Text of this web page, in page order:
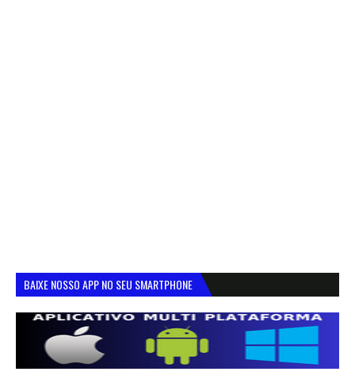
BAIXE NOSSO APP NO SEU SMARTPHONE